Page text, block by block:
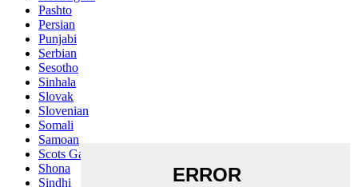
Pashto
Persian
Punjabi
Serbian
Sesotho
Sinhala
Slovak
Slovenian
Somali
Samoan
Scots Gaelic
Shona
Sindhi